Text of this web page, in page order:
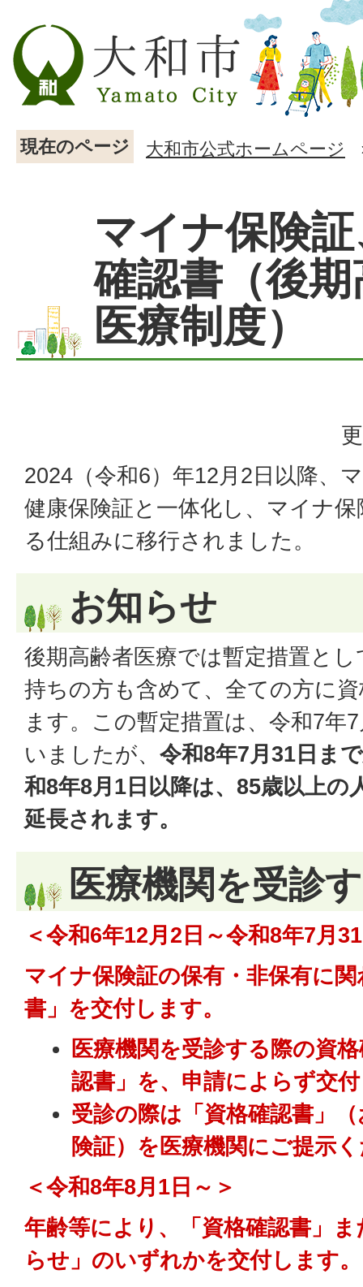
現在のページ 大和市公式ホームページ
マイナ保険
確認書（後
医療制度）
2024（令和6）年12月2日以降、
健康保険証と一体化し、マイナ
る仕組みに移行されました。
お知らせ
後期高齢者医療では暫定措置と
持ちの方も含めて、全ての方に
ます。この暫定措置は、令和7年
いましたが、 令和8年7月31日ま
和8年8月1日以降は、85歳以上の
延長されます。
医療機関を受診
＜令和6年12月2日～令和8年7月
マイナ保険証の保有・非保有に
書」を交付します。
医療機関を受診する際の資
認書」を、申請によらず交
受診の際は「資格確認書」
険証）を医療機関にご提示
＜令和8年8月1日～＞
年齢等により、「資格確認書」
らせ」のいずれかを交付します。